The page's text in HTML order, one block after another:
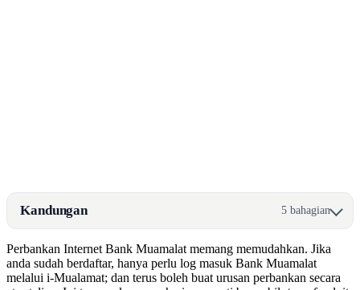
Kandungan 5 bahagian
Perbankan Internet Bank Muamalat memang memudahkan. Jika
anda sudah berdaftar, hanya perlu log masuk Bank Muamalat
melalui i-Mualamat; dan terus boleh buat urusan perbankan secara